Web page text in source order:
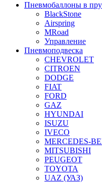
Пневмобаллоны в
BlackStone
Airspring
MRoad
Управление
Пневмоподвеска
CHEVROLET
CITROEN
DODGE
FIAT
FORD
GAZ
HYUNDAI
ISUZU
IVECO
MERCEDES-
MITSUBISHI
PEUGEOT
TOYOTA
UAZ (УАЗ)